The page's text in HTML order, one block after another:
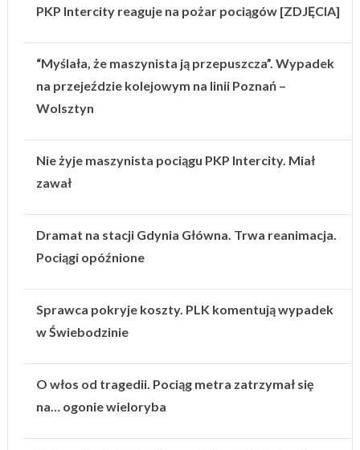
PKP Intercity reaguje na pożar pociągów [ZDJĘCIA]
“Myślała, że maszynista ją przepuszcza”. Wypadek
na przejeździe kolejowym na linii Poznań –
Wolsztyn
Nie żyje maszynista pociągu PKP Intercity. Miał
zawał
Dramat na stacji Gdynia Główna. Trwa reanimacja.
Pociągi opóźnione
Sprawca pokryje koszty. PLK komentują wypadek
w Świebodzinie
O włos od tragedii. Pociąg metra zatrzymał się
na… ogonie wieloryba